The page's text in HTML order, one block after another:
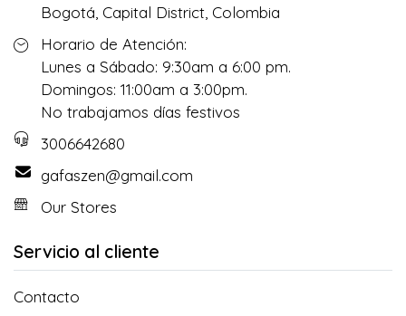
Bogotá, Capital District, Colombia
Horario de Atención:
Lunes a Sábado: 9:30am a 6:00 pm.
Domingos: 11:00am a 3:00pm.
No trabajamos días festivos
3006642680
gafaszen@gmail.com
Our Stores
Servicio al cliente
Contacto